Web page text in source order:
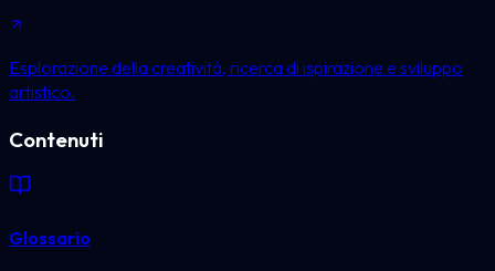
Esplorazione della creatività, ricerca di ispirazione e sviluppo
artistico.
Contenuti
Glossario